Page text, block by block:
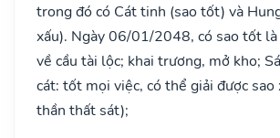
trong đó có Cát tinh (sao tốt) và
xấu). Ngày 06/01/2048, có sao tốt là
về cầu tài lộc; khai trương, mở kho;
cát: tốt mọi việc, có thể giải được sao
thần thất sát);